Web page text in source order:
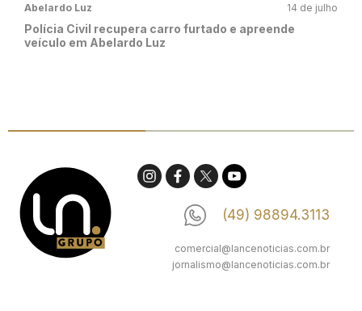
Abelardo Luz 14 de julho
Polícia Civil recupera carro furtado e apreende
veículo em Abelardo Luz
(49) 98894.3113
comercial@lancenoticias.com.br
jornalismo@lancenoticias.com.br